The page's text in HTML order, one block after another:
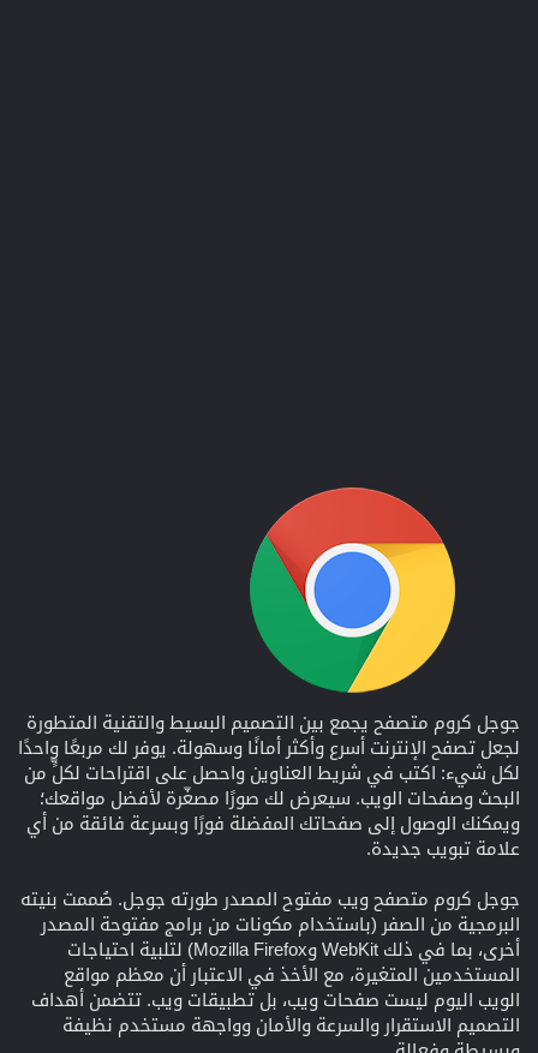
جوجل كروم متصفح يجمع بين التصميم البسيط والتقنية المتطورة
لجعل تصفح الإنترنت أسرع وأكثر أمانًا وسهولة. يوفر لك مربعًا واحدًا
لكل شيء: اكتب في شريط العناوين واحصل على اقتراحات لكلٍّ من
البحث وصفحات الويب. سيعرض لك صورًا مصغّرة لأفضل مواقعك؛
ويمكنك الوصول إلى صفحاتك المفضلة فورًا وبسرعة فائقة من أي
علامة تبويب جديدة.
جوجل كروم متصفح ويب مفتوح المصدر طورته جوجل. صُممت بنيته
البرمجية من الصفر (باستخدام مكونات من برامج مفتوحة المصدر
أخرى، بما في ذلك WebKit وMozilla Firefox) لتلبية احتياجات
المستخدمين المتغيرة، مع الأخذ في الاعتبار أن معظم مواقع
الويب اليوم ليست صفحات ويب، بل تطبيقات ويب. تتضمن أهداف
التصميم الاستقرار والسرعة والأمان وواجهة مستخدم نظيفة